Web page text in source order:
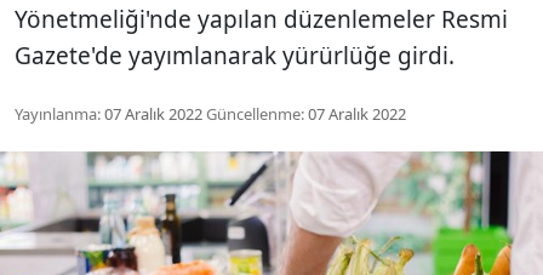
Yönetmeliği'nde yapılan düzenlemeler Resmi
Gazete'de yayımlanarak yürürlüğe girdi.
Yayınlanma:07 Aralık 2022Güncellenme:07 Aralık 2022